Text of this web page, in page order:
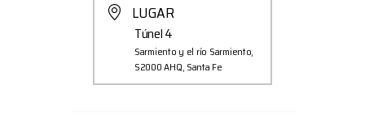
LUGAR
Túnel 4
Sarmiento y el río Sarmiento,
S2000 AHQ, Santa Fe